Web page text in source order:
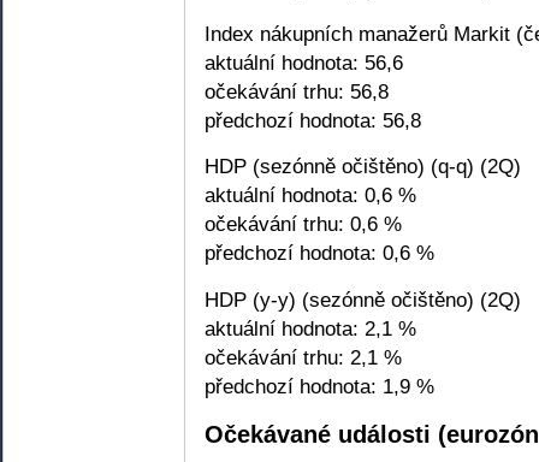
Index nákupních manažerů Markit
aktuální hodnota: 56,6
očekávání trhu: 56,8
předchozí hodnota: 56,8
HDP (sezónně očištěno) (q-q) (2Q)
aktuální hodnota: 0,6 %
očekávání trhu: 0,6 %
předchozí hodnota: 0,6 %
HDP (y-y) (sezónně očištěno) (2Q)
aktuální hodnota: 2,1 %
očekávání trhu: 2,1 %
předchozí hodnota: 1,9 %
Očekávané události